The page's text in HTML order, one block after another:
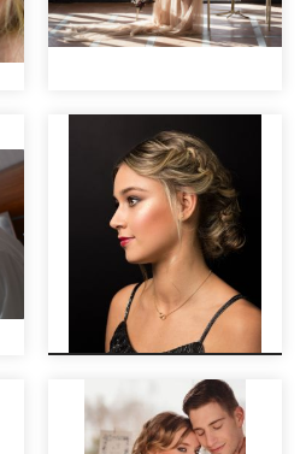
Editorial nupcial
"Clara".
Maquillaje para
sesión de fotos de
la firma Harpo